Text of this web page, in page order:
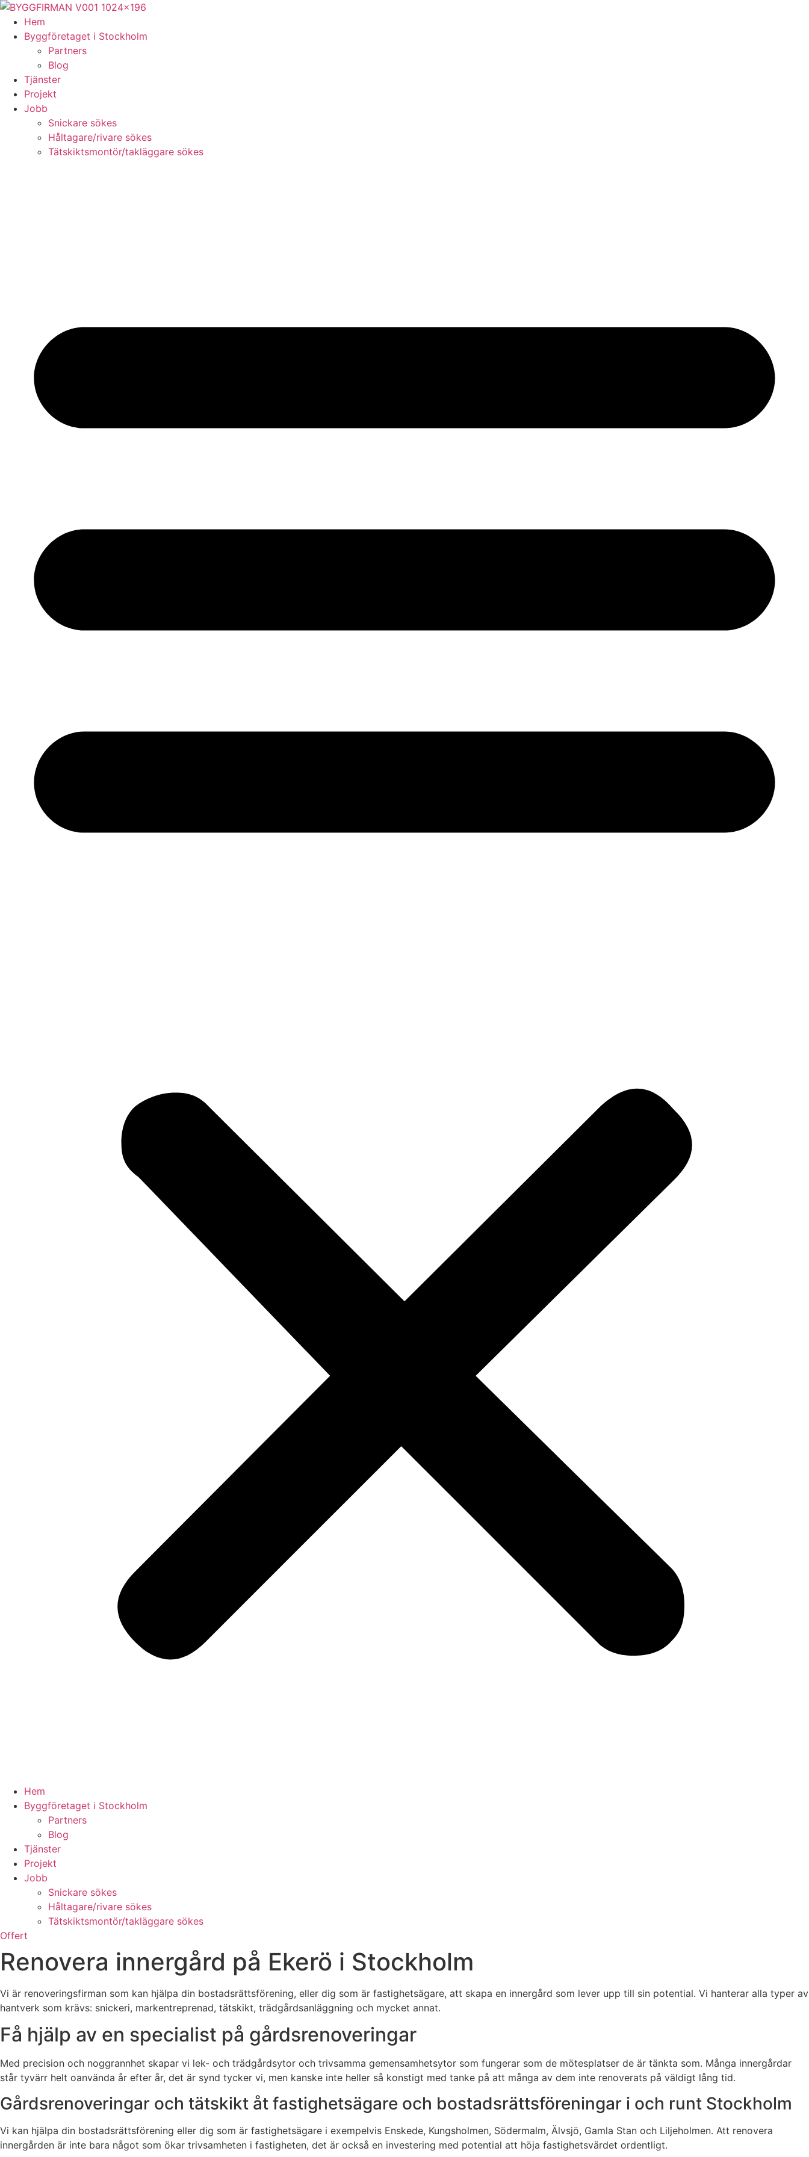
Skip
content
Hem
Byggföretaget i Stockholm
Partners
Blog
Tjänster
Projekt
Jobb
Snickare sökes
Håltagare/rivare sökes
Tätskiktsmontör/takläggare sökes
Hem
Byggföretaget i Stockholm
Partners
Blog
Tjänster
Projekt
Jobb
Snickare sökes
Håltagare/rivare sökes
Tätskiktsmontör/takläggare sökes
Offert
Renovera innergård på Ekerö i Stockholm
Vi är renoveringsfirman som kan hjälpa din bostadsrättsförening, eller dig som är fastighetsägare, att skapa en innergård som lever upp till sin potential. Vi hanterar alla typer av
hantverk som krävs: snickeri, markentreprenad, tätskikt, trädgårdsanläggning och mycket annat.
Få hjälp av en specialist på gårdsrenoveringar
Med precision och noggrannhet skapar vi lek- och trädgårdsytor och trivsamma gemensamhetsytor som fungerar som de mötesplatser de är tänkta som. Många innergårdar
står tyvärr helt oanvända år efter år, det är synd tycker vi, men kanske inte heller så konstigt med tanke på att många av dem inte renoverats på väldigt lång tid.
Gårdsrenoveringar och tätskikt åt fastighetsägare och bostadsrättsföreningar i och runt Stockholm
Vi kan hjälpa din bostadsrättsförening eller dig som är fastighetsägare i exempelvis Enskede, Kungsholmen, Södermalm, Älvsjö, Gamla Stan och Liljeholmen. Att renovera
innergården är inte bara något som ökar trivsamheten i fastigheten, det är också en investering med potential att höja fastighetsvärdet ordentligt.